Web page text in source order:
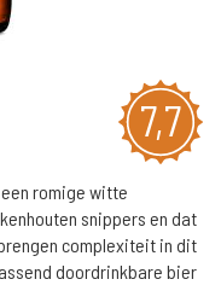
7,7
romige witte
snippers en dat
complexiteit in dit
doordrinkbare bier